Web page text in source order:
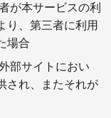
が本サービスの利
り、第三者に利用
場合
部サイトにおい
され、またそれが